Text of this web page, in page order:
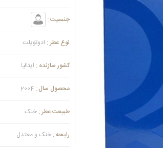
جنسیت :
نوع عطر : ادوتویلت
کشور سازنده : ایتالیا
محصول سال : 2004
طبیعت عطر : خنک
رایحه : خنک و معتدل